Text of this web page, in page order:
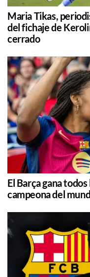
Maria Tikas,
del fichaje de
cerrado
El Barça gana
campeona del